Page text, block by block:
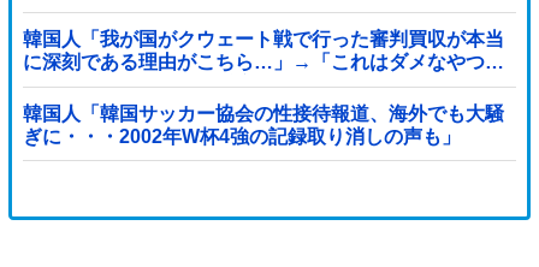
韓国人「我が国がクウェート戦で行った審判買収が本当
に深刻である理由がこちら…」→「これはダメなやつ…
（ブルブル」＝韓国の反応
韓国人「韓国サッカー協会の性接待報道、海外でも大騒
ぎに・・・2002年W杯4強の記録取り消しの声も」
→「マジで国の恥だ」「2002年まで疑う価値がある」